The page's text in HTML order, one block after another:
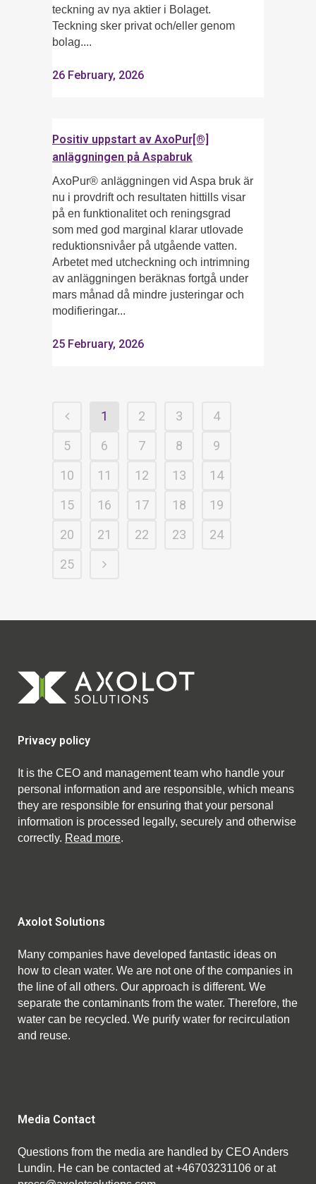
teckning av nya aktier i Bolaget.
Teckning sker privat och/eller genom
bolag....
26 February, 2026
Positiv uppstart av AxoPur[®]
anläggningen på Aspabruk
AxoPur® anläggningen vid Aspa bruk är
nu i provdrift och resultaten hittills visar
på en funktionalitet och reningsgrad
som med god marginal klarar utlovade
reduktionsnivåer på utgående vatten.
Arbetet med utcheckning och intrimning
av anläggningen beräknas fortgå under
mars månad då mindre justeringar och
modifieringar...
25 February, 2026
1 2 3
4
5
6 7 8
9
10
11 12 13
14
15
16 17 18
19
20
21 22 23
24
25
Privacy policy
It is the CEO and management team who handle your
personal information and are responsible, which means
they are responsible for ensuring that your personal
information is processed legally, securely and otherwise
correctly. Read more.
Axolot Solutions
Many companies have developed fantastic ideas on
how to clean water. We are not one of the companies in
the line of all others. Our approach is different. We
separate the contaminants from the water. Therefore, the
water can be recycled. We purify water for recirculation
and reuse.
Media Contact
Questions from the media are handled by CEO Anders
Lundin. He can be contacted at +46703231106 or at